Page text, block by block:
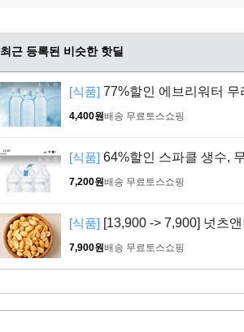
최근 등록된 비슷한 핫딜
[식품] 77%할인 에브리워터 무
4,400원배송 무료토스쇼핑
[식품] 64%할인 스파클 생수,
7,200원배송 무료토스쇼핑
[식품] [13,900 -> 7,900] 넛츠
7,900원배송 무료토스쇼핑